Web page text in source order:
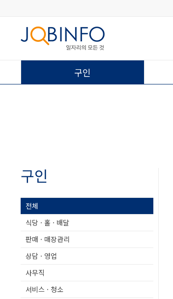
구인
구인
전체
식당 · 홀 · 배달
판매 · 매장관리
상담 · 영업
사무직
서비스 · 청소